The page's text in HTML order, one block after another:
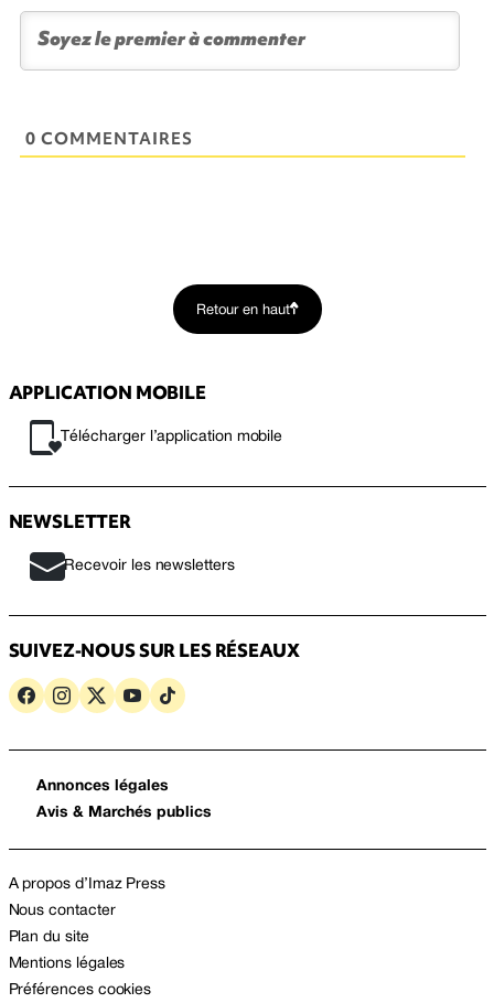
0 COMMENTAIRES
Retour en haut
APPLICATION MOBILE
Télécharger l’application mobile
NEWSLETTER
Recevoir les newsletters
SUIVEZ-NOUS SUR LES RÉSEAUX
Annonces légales
Avis & Marchés publics
A propos d’Imaz Press
Nous contacter
Plan du site
Mentions légales
Préférences cookies